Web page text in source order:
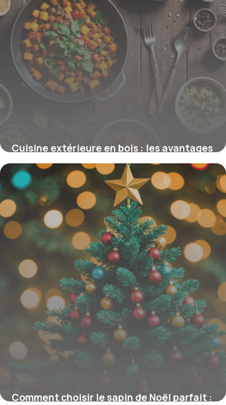
Cuisine extérieure en bois : les avantages
pour un espace de vie naturel
15 juin 2026
Comment choisir le sapin de Noël parfait :